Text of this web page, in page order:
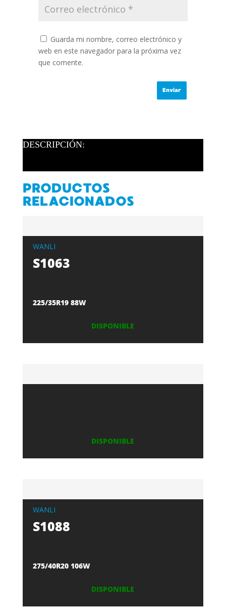
Guarda mi nombre, correo electrónico y
web en este navegador para la próxima vez
que comente.
DESCRIPCIÓN:
PRODUCTOS
RELACIONADOS
WANLI
S1063
225/35R19 88W
DISPONIBLE
DISPONIBLE
WANLI
S1088
275/40R20 106W
DISPONIBLE